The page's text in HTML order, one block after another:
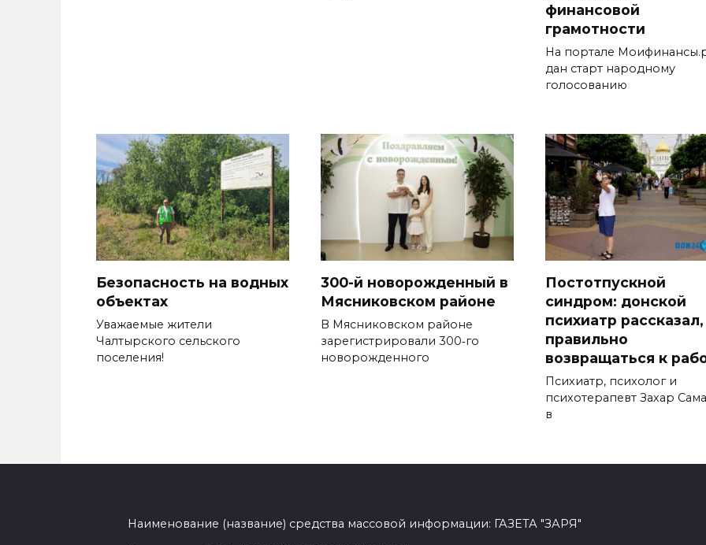
финансовой
грамотности
На портале
дан старт народному
голосованию
Безопасность на водных
объектах
Уважаемые жители
Чалтырского сельского
поселения!
300-й новорожденный в
Мясниковском районе
В Мясниковском районе
зарегистрировали 300‑го
новорожденного
Постотпускной
синдром: донской
психиатр
правильно
возвращаться к
Психиатр, психолог и
психотерапевт Захар
в
Наименование (название) средства массовой информации: ГАЗЕТА "ЗАРЯ"